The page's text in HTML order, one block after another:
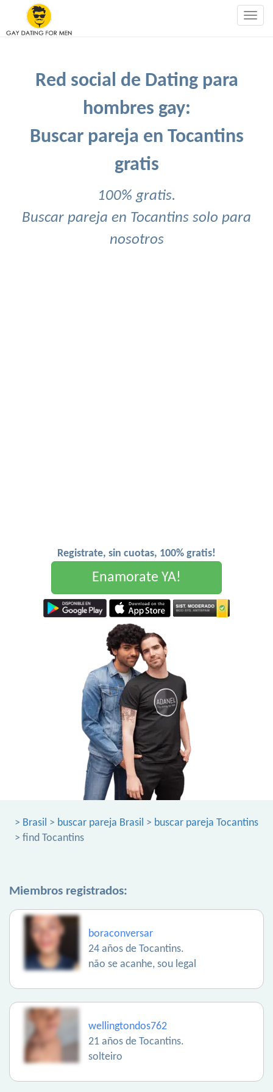
Red social de Dating para
hombres gay:
Buscar pareja en Tocantins
gratis
100% gratis.
Buscar pareja en Tocantins solo para
nosotros
Registrate, sin cuotas, 100% gratis!
Enamorate YA!
> Brasil > buscar pareja Brasil > buscar pareja Tocantins
> find Tocantins
Miembros registrados:
boraconversar
24 años de Tocantins.
não se acanhe, sou legal
wellingtondos762
21 años de Tocantins.
solteiro